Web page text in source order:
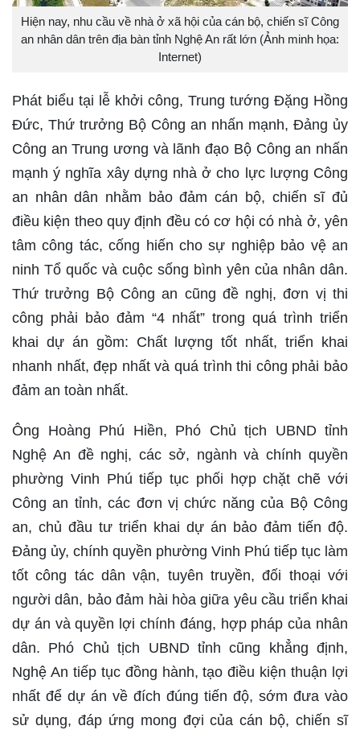
Hiện nay, nhu cầu về nhà ở xã hội của cán bộ, chiến sĩ Công
an nhân dân trên địa bàn tỉnh Nghệ An rất lớn (Ảnh minh họa:
Internet)
Phát biểu tại lễ khởi công, Trung tướng Đặng Hồng
Đức, Thứ trưởng Bộ Công an nhấn mạnh, Đảng ủy
Công an Trung ương và lãnh đạo Bộ Công an nhấn
mạnh ý nghĩa xây dựng nhà ở cho lực lượng Công
an nhân dân nhằm bảo đảm cán bộ, chiến sĩ đủ
điều kiện theo quy định đều có cơ hội có nhà ở, yên
tâm công tác, cống hiến cho sự nghiệp bảo vệ an
ninh Tổ quốc và cuộc sống bình yên của nhân dân.
Thứ trưởng Bộ Công an cũng đề nghị, đơn vị thi
công phải bảo đảm “4 nhất” trong quá trình triển
khai dự án gồm: Chất lượng tốt nhất, triển khai
nhanh nhất, đẹp nhất và quá trình thi công phải bảo
đảm an toàn nhất.
Ông Hoàng Phú Hiền, Phó Chủ tịch UBND tỉnh
Nghệ An đề nghị, các sở, ngành và chính quyền
phường Vinh Phú tiếp tục phối hợp chặt chẽ với
Công an tỉnh, các đơn vị chức năng của Bộ Công
an, chủ đầu tư triển khai dự án bảo đảm tiến độ.
Đảng ủy, chính quyền phường Vinh Phú tiếp tục làm
tốt công tác dân vận, tuyên truyền, đối thoại với
người dân, bảo đảm hài hòa giữa yêu cầu triển khai
dự án và quyền lợi chính đáng, hợp pháp của nhân
dân. Phó Chủ tịch UBND tỉnh cũng khẳng định,
Nghệ An tiếp tục đồng hành, tạo điều kiện thuận lợi
nhất để dự án về đích đúng tiến độ, sớm đưa vào
sử dụng, đáp ứng mong đợi của cán bộ, chiến sĩ